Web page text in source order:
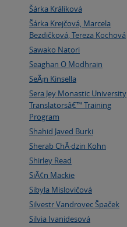
Šárka Králíková
Šárka Krejčová, Marcela
Bezdičková, Tereza Kochová
Sawako Natori
Seaghan O Modhrain
SeÃ¡n Kinsella
Sera Jey Monastic University
Translatorsâ€™ Training
Program
Shahid Javed Burki
Sherab ChÃ·dzin Kohn
Shirley Read
SiÃ¢n Mackie
Sibyla Mislovičová
Silvestr Vandrovec Špaček
Silvia Ivanidesová